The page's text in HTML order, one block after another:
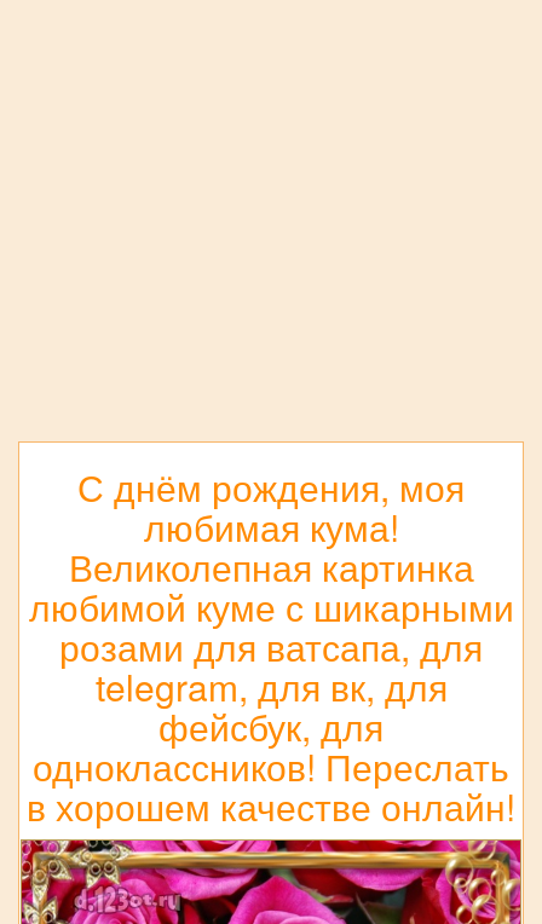
С днём рождения, моя
любимая кума!
Великолепная картинка
любимой куме с шикарными
розами для ватсапа, для
telegram, для вк, для
фейсбук, для
одноклассников! Переслать
в хорошем качестве онлайн!